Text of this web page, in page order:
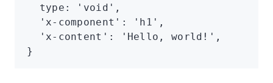
  type
: 'void' ,
  'x-component'
: 'h1' ,
  'x-content'
: 'Hello, world!' ,
}